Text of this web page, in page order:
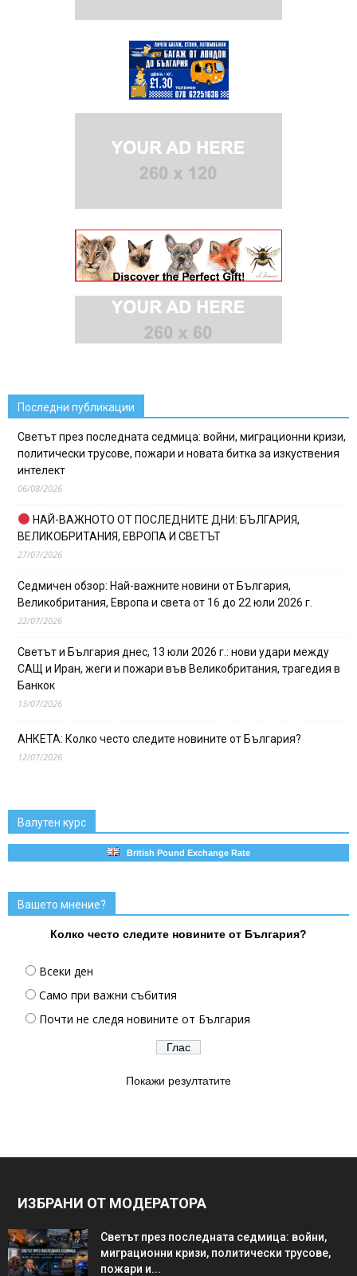
Последни публикации
Светът през последната седмица: войни, миграционни кризи,
политически трусове, пожари и новата битка за изкуствения
интелект
06/08/2026
НАЙ-ВАЖНОТО ОТ ПОСЛЕДНИТЕ ДНИ: БЪЛГАРИЯ,
ВЕЛИКОБРИТАНИЯ, ЕВРОПА И СВЕТЪТ
27/07/2026
Седмичен обзор: Най-важните новини от България,
Великобритания, Европа и света от 16 до 22 юли 2026 г.
22/07/2026
Светът и България днес, 13 юли 2026 г.: нови удари между
САЩ и Иран, жеги и пожари във Великобритания, трагедия в
Банкок
13/07/2026
АНКЕТА: Колко често следите новините от България?
12/07/2026
Валутен курс
British Pound Exchange Rate
Вашето мнение?
Колко често следите новините от България?
Всеки ден
Само при важни събития
Почти не следя новините от България
Покажи резултатите
ИЗБРАНИ ОТ МОДЕРАТОРА
Светът през последната седмица: войни,
миграционни кризи, политически трусове,
пожари и...